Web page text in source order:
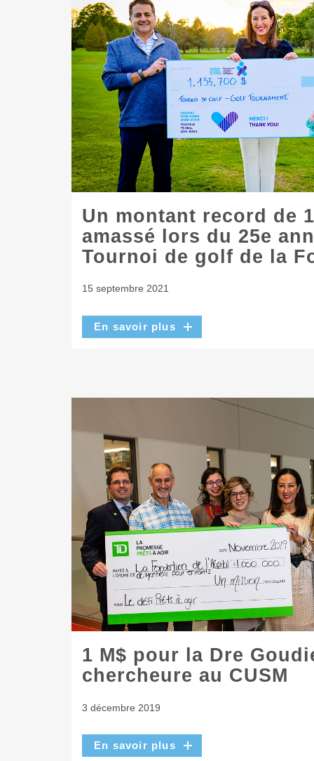
Un montant record de
amassé lors du 25e
Tournoi de golf de la
15 septembre 2021
En savoir plus
1 M$ pour la Dre
chercheure au CUSM
3 décembre 2019
En savoir plus